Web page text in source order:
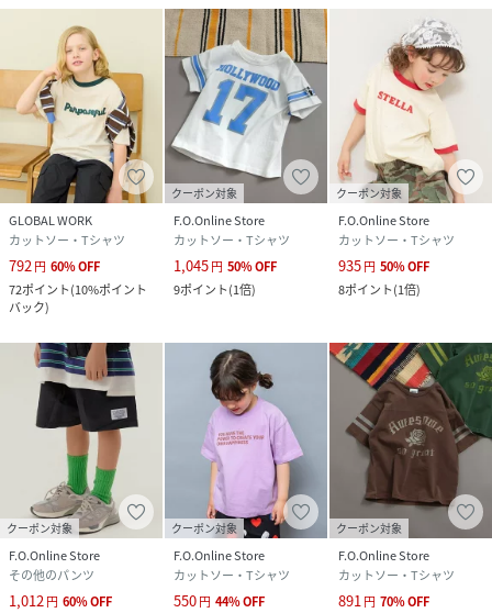
GLOBAL WORK
カットソー・Tシャツ
792円 60%OFF
72ポイント(10%ポイント
バック)
クーポン対象
F.O.Online Store
カットソー・Tシャツ
1,045円 50%OFF
9ポイント(1倍)
クーポン対象
F.O.Online Store
カットソー・Tシャツ
935円 50%OFF
8ポイント(1倍)
クーポン対象
F.O.Online Store
その他のパンツ
1,012 円 60%OFF
クーポン対象
F.O.Online Store
カットソー・Tシャツ
550円 44%OFF
クーポン対象
F.O.Online Store
カットソー・Tシャツ
891 円 70%OFF